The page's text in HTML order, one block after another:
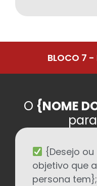
BLOCO 7 -
O {NOME
{Desejo ou
objetivo que a
persona tem};